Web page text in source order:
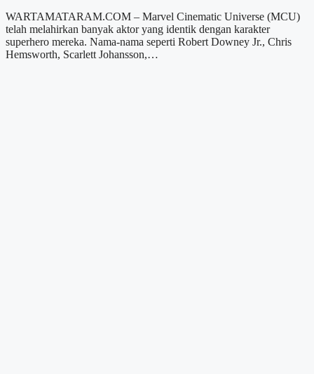
WARTAMATARAM.COM – Marvel Cinematic Universe (MCU)
telah melahirkan banyak aktor yang identik dengan karakter
superhero mereka. Nama-nama seperti Robert Downey Jr., Chris
Hemsworth, Scarlett Johansson,…